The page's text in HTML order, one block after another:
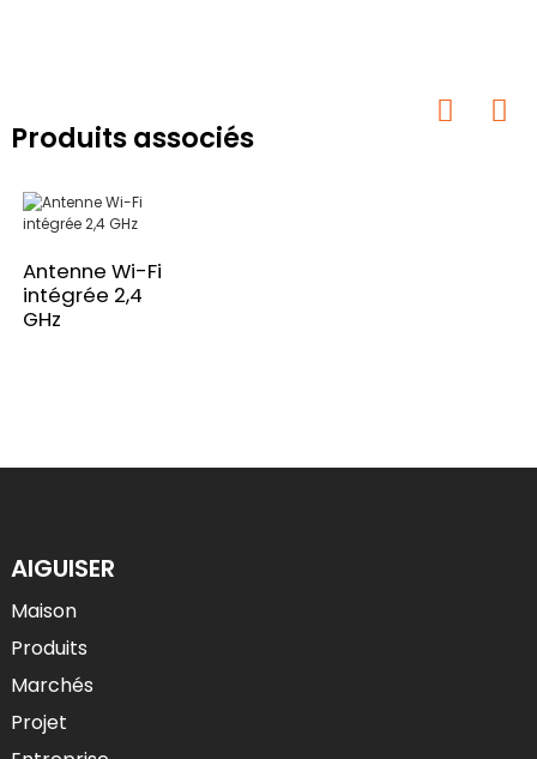
Produits associés
Antenne Wi-Fi
intégrée 2,4
GHz
AIGUISER
Maison
Produits
Marchés
Projet